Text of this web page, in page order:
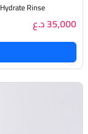
VOCÊ HAIRCARE Hydrate Rinse فوتشي بلسم مرطب للشعر
35,000 د.ع